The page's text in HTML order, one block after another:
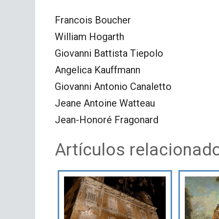
Francois Boucher
William Hogarth
Giovanni Battista Tiepolo
Angelica Kauffmann
Giovanni Antonio Canaletto
Jeane Antoine Watteau
Jean-Honoré Fragonard
Artículos